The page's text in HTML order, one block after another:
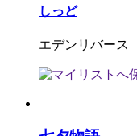
しっど
エデンリバース